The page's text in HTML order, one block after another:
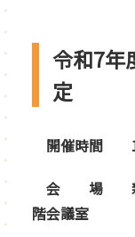
令和7年
定
開催時間 10
会 場 新宿
階会議室